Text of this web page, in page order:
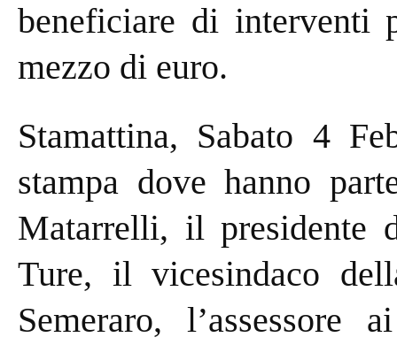
beneficiare di
mezzo di euro.
Stamattina, Sabato 4
stampa dove hanno
Matarrelli, il presidente
Ture, il vicesindaco
Semeraro,